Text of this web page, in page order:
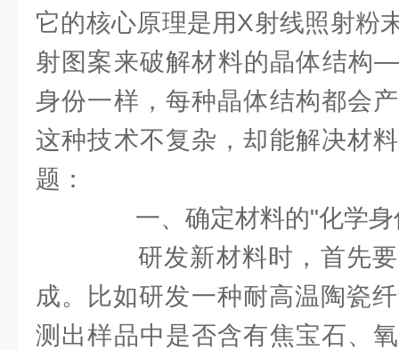
它的核心原理是用X射线照射粉
射图案来破解材料的晶体结构
身份一样，每种晶体结构都会
这种技术不复杂，却能解决材
题：
一、确定材料的"化学身
研发新材料时，首先要
成。比如研发一种耐高温陶瓷
测出样品中是否含有焦宝石、